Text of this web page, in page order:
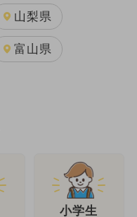
山梨県
富山県
小学生